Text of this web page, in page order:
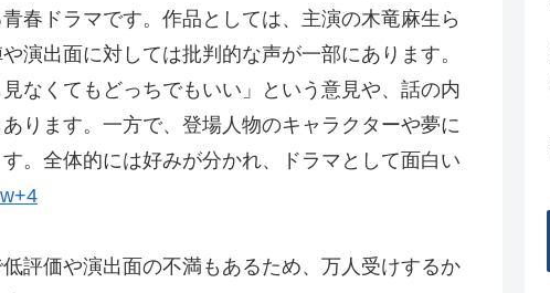
春ドラマです。作品としては、主演の木竜麻生ら
演出面に対しては批判的な声が一部にあります。
なくてもどっちでもいい」という意見や、話の内
ります。一方で、登場人物のキャラクターや夢に
。全体的には好みが分かれ、ドラマとして面白い
評価や演出面の不満もあるため、万人受けするか